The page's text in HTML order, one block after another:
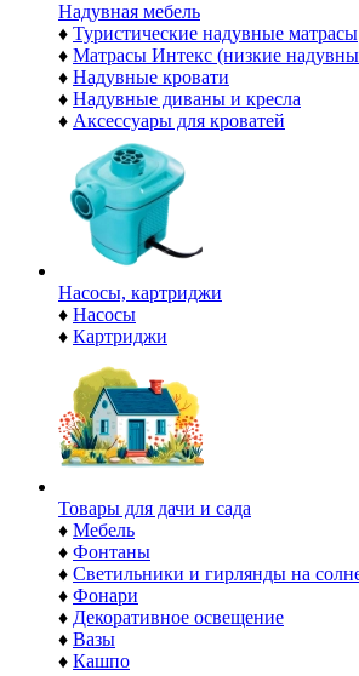
Надувная мебель
♦ Туристические надувные матрасы
♦ Матрасы Интекс (низкие
♦ Надувные кровати
♦ Надувные диваны и кресла
♦ Аксессуары для кроватей
Насосы, картриджи
♦ Насосы
♦ Картриджи
Товары для дачи и сада
♦ Мебель
♦ Фонтаны
♦ Светильники и гирлянды на
♦ Фонари
♦ Декоративное освещение
♦ Вазы
♦ Кашпо